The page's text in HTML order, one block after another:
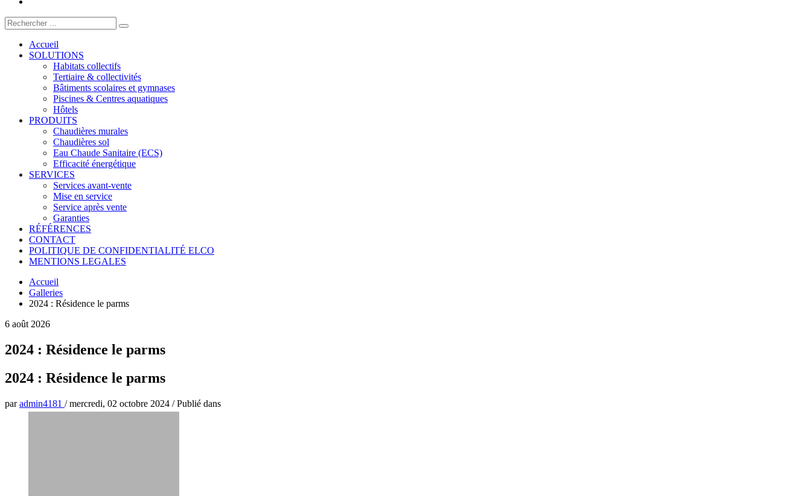
Accueil
SOLUTIONS
Habitats collectifs
Tertiaire & collectivités
Bâtiments scolaires et gymnases
Piscines & Centres aquatiques
Hôtels
PRODUITS
Chaudières murales
Chaudières sol
Eau Chaude Sanitaire (ECS)
Efficacité énergétique
SERVICES
Services avant-vente
Mise en service
Service après vente
Garanties
RÉFÉRENCES
CONTACT
POLITIQUE DE CONFIDENTIALITÉ ELCO
MENTIONS LEGALES
Accueil
Galleries
2024 : Résidence le parms
6 août 2026
2024 : Résidence le parms
2024 : Résidence le parms
paradmin4181 /mercredi, 02 octobre 2024 /Publié dans